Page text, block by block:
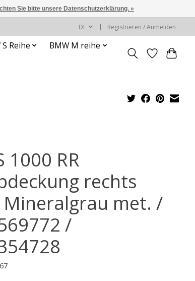
DE Registrieren / Anmelden
S Reihe
BMW M reihe
1000 RR
rechts
Mineralgrau met. /
/
Sie bitte unsere Datenschutzerklärung. »